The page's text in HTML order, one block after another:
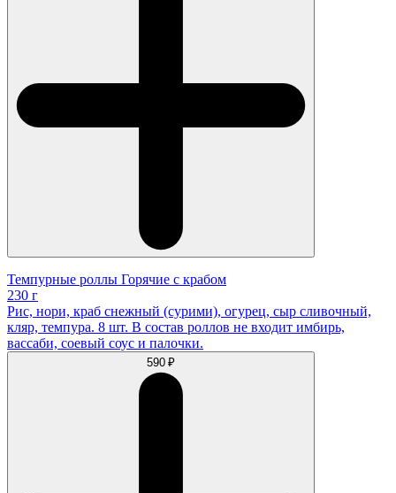
Темпурные роллы Горячие с крабом
230 г
Рис, нори, краб снежный (сурими), огурец, сыр сливочный,
кляр, темпура. 8 шт. В состав роллов не входит имбирь,
вассаби, соевый соус и палочки.
590 ₽